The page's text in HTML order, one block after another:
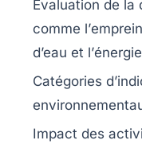
Évaluation de la
comme l’
d’eau et l’énergie
Catégories
Impact des